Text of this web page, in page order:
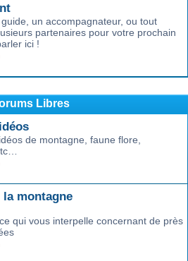
un accompagnateur, ou tout
partenaires pour votre prochain
ici !
Libres
de montagne, faune flore,
montagne
qui vous interpelle concernant de près